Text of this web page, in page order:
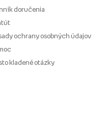
doručenia
ochrany osobných údajov
kladené otázky